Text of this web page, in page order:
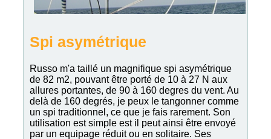
Spi asymétrique
Russo m'a taillé un magnifique spi asymétrique
de 82 m2, pouvant être porté de 10 à 27 N aux
allures portantes, de 90 à 160 degres du vent. Au
delà de 160 degrés, je peux le tangonner comme
un spi traditionnel, ce que je fais rarement. Son
utilisation est simple est il peut ainsi être envoyé
par un equipage réduit ou en solitaire. Ses